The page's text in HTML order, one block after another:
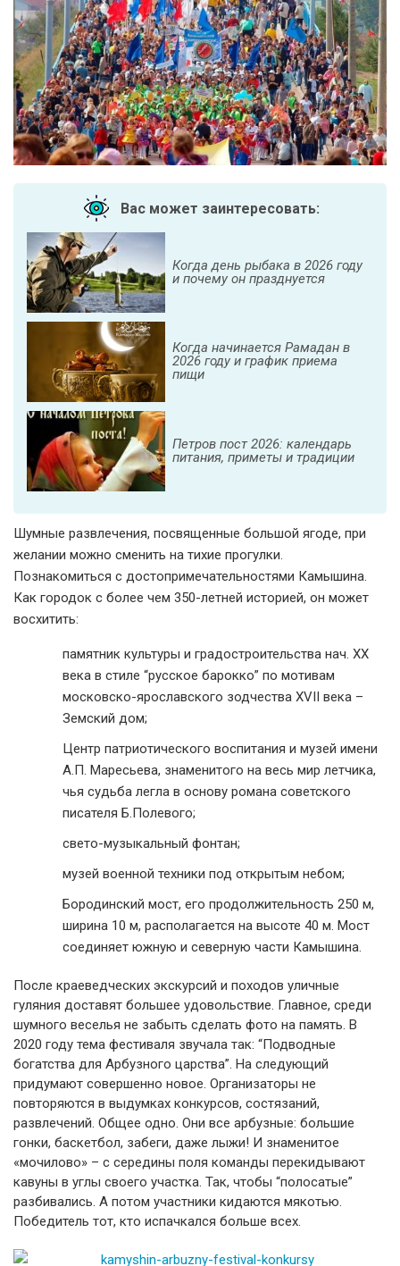
Вас может заинтересовать:
Когда день рыбака в 2026 году
и почему он празднуется
Когда начинается Рамадан в
2026 году и график приема
пищи
Петров пост 2026: календарь
питания, приметы и традиции
Шумные развлечения, посвященные большой ягоде, при
желании можно сменить на тихие прогулки.
Познакомиться с достопримечательностями Камышина.
Как городок с более чем 350-летней историей, он может
восхитить:
памятник культуры и градостроительства нач. ХХ
века в стиле “русское барокко” по мотивам
московско-ярославского зодчества XVII века –
Земский дом;
Центр патриотического воспитания и музей имени
А.П. Маресьева, знаменитого на весь мир летчика,
чья судьба легла в основу романа советского
писателя Б.Полевого;
свето-музыкальный фонтан;
музей военной техники под открытым небом;
Бородинский мост, его продолжительность 250 м,
ширина 10 м, располагается на высоте 40 м. Мост
соединяет южную и северную части Камышина.
После краеведческих экскурсий и походов уличные
гуляния доставят большее удовольствие. Главное, среди
шумного веселья не забыть сделать фото на память. В
2020 году тема фестиваля звучала так: “Подводные
богатства для Арбузного царства”. На следующий
придумают совершенно новое. Организаторы не
повторяются в выдумках конкурсов, состязаний,
развлечений. Общее одно. Они все арбузные: большие
гонки, баскетбол, забеги, даже лыжи! И знаменитое
«мочилово» – с середины поля команды перекидывают
кавуны в углы своего участка. Так, чтобы “полосатые”
разбивались. А потом участники кидаются мякотью.
Победитель тот, кто испачкался больше всех.